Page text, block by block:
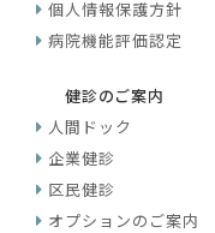
個人情報保護方針
病院機能評価認定
健診のご案内
人間ドック
企業健診
区民健診
オプションのご案内